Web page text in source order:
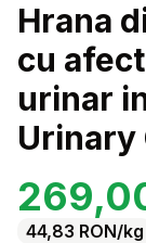
Hrana
cu
urinar
Urinary
44,83 RON/kg